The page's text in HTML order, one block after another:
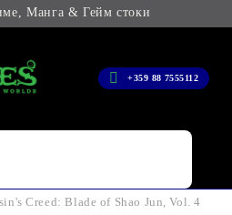
Манга & Гейм стоки
+359 88 7555112
Creed: Blade of Shao Jun, Vol. 4